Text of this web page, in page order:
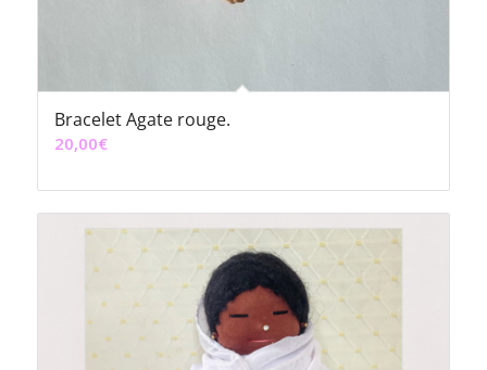
Bracelet Agate rouge.
20,00€